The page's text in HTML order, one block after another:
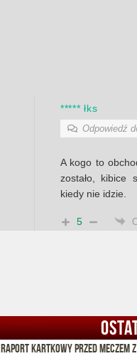
***** łks
Odpowiedź
A kogo to
zostało, kibice
kiedy nie idzie.
5
Raport kartkowy przed meczem z